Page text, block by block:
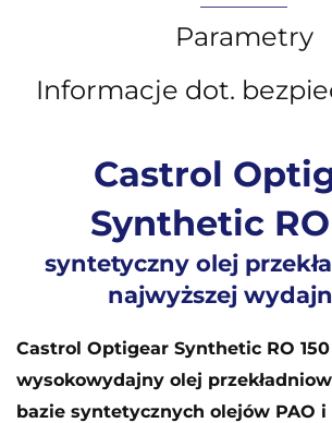
Parametry
Informacje dot.
Castrol
Synthetic RO
syntetyczny olej
najwyższej
Castrol Optigear Synthetic RO
wysokowydajny olej
bazie syntetycznych olejów PAO